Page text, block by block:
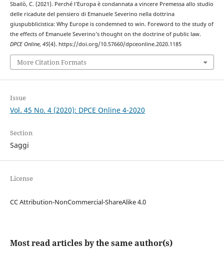
Sbailò, C. (2021). Perché l’Europa è condannata a vincere Premessa allo studio
delle ricadute del pensiero di Emanuele Severino nella dottrina
giuspubblicistica: Why Europe is condemned to win. Foreword to the study of
the effects of Emanuele Severino’s thought on the doctrine of public law.
DPCE Online, 45(4). https://doi.org/10.57660/dpceonline.2020.1185
More Citation Formats
Issue
Vol. 45 No. 4 (2020): DPCE Online 4-2020
Section
Saggi
License
CC Attribution-NonCommercial-ShareAlike 4.0
Most read articles by the same author(s)